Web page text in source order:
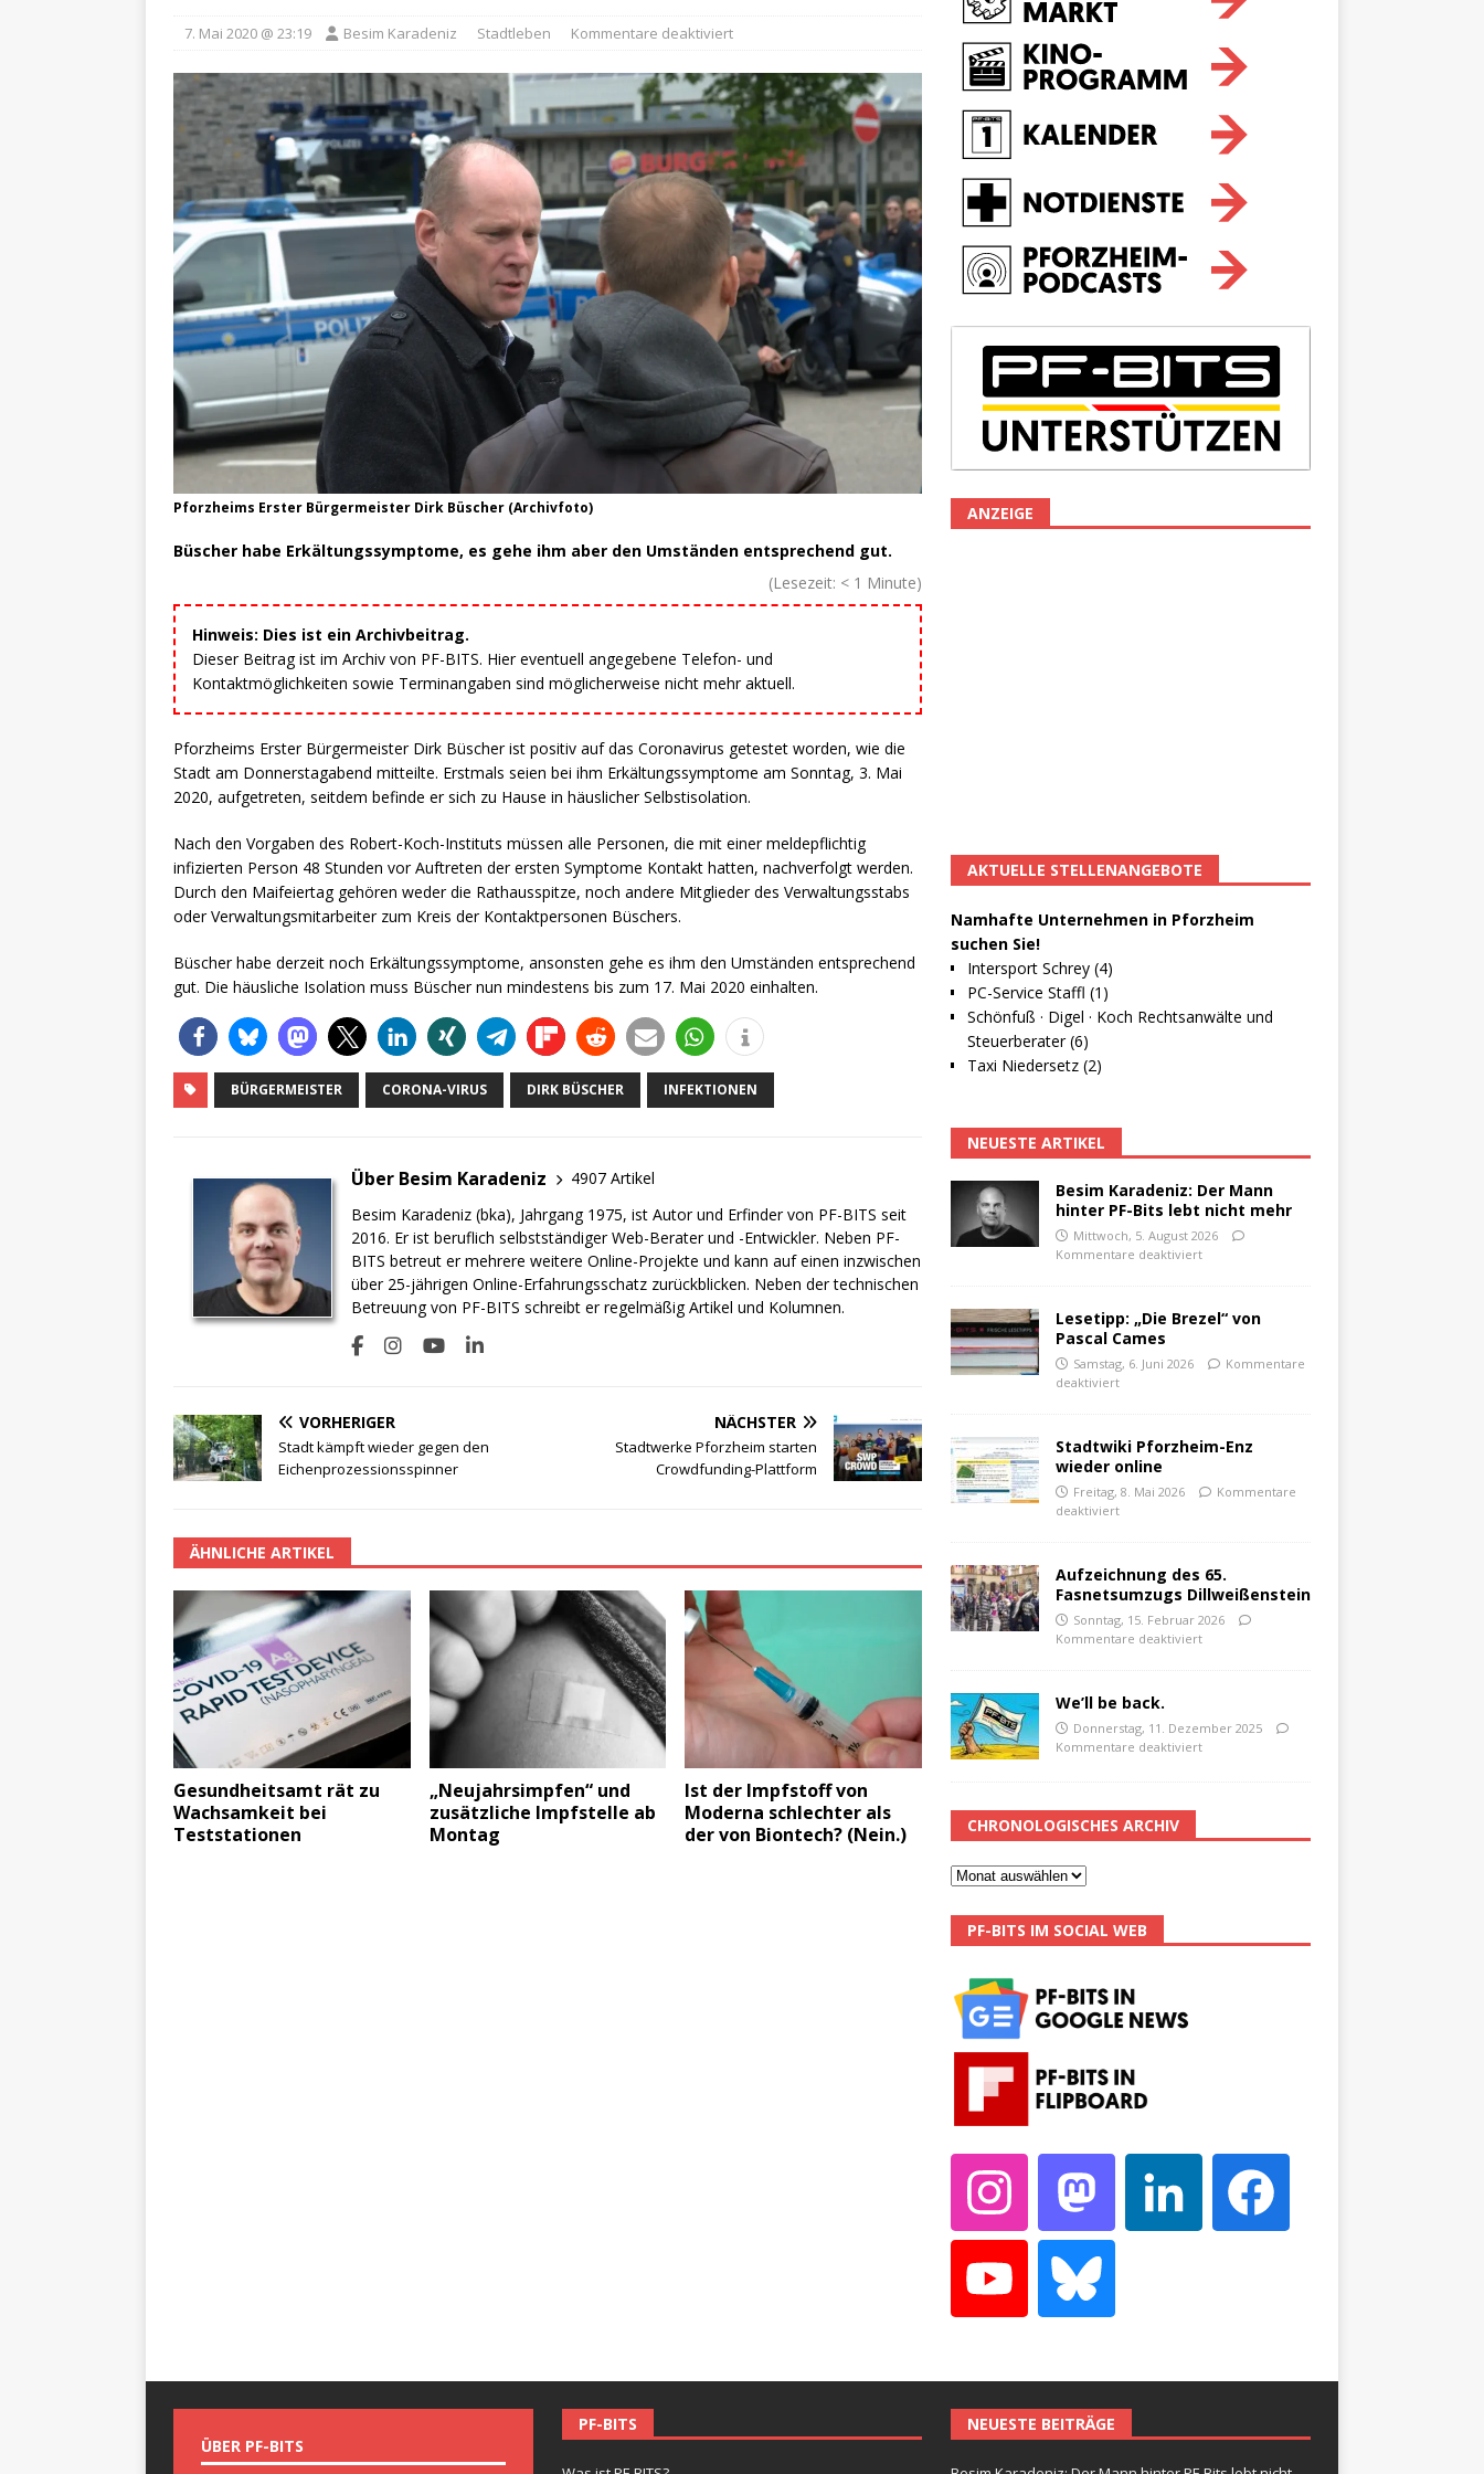
7. Mai 2020 @ 23:19 Besim Karadeniz Stadtleben Kommentare deaktiviert
Pforzheims Erster Bürgermeister Dirk Büscher (Archivfoto)
Büscher habe Erkältungssymptome, es gehe ihm aber den Umständen entsprechend gut.
(Lesezeit: < 1 Minute)
Hinweis: Dies ist ein Archivbeitrag.
Dieser Beitrag ist im Archiv von PF-BITS. Hier eventuell angegebene Telefon- und
Kontaktmöglichkeiten sowie Terminangaben sind möglicherweise nicht mehr aktuell.
Pforzheims Erster Bürgermeister Dirk Büscher ist positiv auf das Coronavirus getestet worden, wie die
Stadt am Donnerstagabend mitteilte. Erstmals seien bei ihm Erkältungssymptome am Sonntag, 3. Mai
2020, aufgetreten, seitdem befinde er sich zu Hause in häuslicher Selbstisolation.
Nach den Vorgaben des Robert-Koch-Instituts müssen alle Personen, die mit einer meldepflichtig
infizierten Person 48 Stunden vor Auftreten der ersten Symptome Kontakt hatten, nachverfolgt werden.
Durch den Maifeiertag gehören weder die Rathausspitze, noch andere Mitglieder des Verwaltungsstabs
oder Verwaltungsmitarbeiter zum Kreis der Kontaktpersonen Büschers.
Büscher habe derzeit noch Erkältungssymptome, ansonsten gehe es ihm den Umständen entsprechend
gut. Die häusliche Isolation muss Büscher nun mindestens bis zum 17. Mai 2020 einhalten.
BÜRGERMEISTER CORONA-VIRUS DIRK BÜSCHER INFEKTIONEN
Über Besim Karadeniz
4907 Artikel
Besim Karadeniz (bka), Jahrgang 1975, ist Autor und Erfinder von PF-BITS seit
2016. Er ist beruflich selbstständiger Web-Berater und -Entwickler. Neben PF-
BITS betreut er mehrere weitere Online-Projekte und kann auf einen inzwischen
über 25-jährigen Online-Erfahrungsschatz zurückblicken. Neben der technischen
Betreuung von PF-BITS schreibt er regelmäßig Artikel und Kolumnen.
VORHERIGER
Stadt kämpft wieder gegen den
Eichenprozessionsspinner
NÄCHSTER
Stadtwerke Pforzheim starten
Crowdfunding-Plattform
ÄHNLICHE ARTIKEL
Gesundheitsamt rät zu
Wachsamkeit bei
Teststationen
„Neujahrsimpfen“ und
zusätzliche Impfstelle ab
Montag
Ist der Impfstoff von
Moderna schlechter als
der von Biontech? (Nein.)
ANZEIGE
AKTUELLE STELLENANGEBOTE
Namhafte Unternehmen in Pforzheim
suchen Sie!
Intersport Schrey (4)
PC-Service Staffl (1)
Schönfuß · Digel · Koch Rechtsanwälte und
Steuerberater (6)
Taxi Niedersetz (2)
NEUESTE ARTIKEL
Besim Karadeniz: Der Mann
hinter PF-Bits lebt nicht mehr
Mittwoch, 5. August 2026
Kommentare deaktiviert
Lesetipp: „Die Brezel“ von
Pascal Cames
Samstag, 6. Juni 2026
Kommentare
deaktiviert
Stadtwiki Pforzheim-Enz
wieder online
Freitag, 8. Mai 2026
Kommentare
deaktiviert
Aufzeichnung des 65.
Fasnetsumzugs Dillweißenstein
Sonntag, 15. Februar 2026
Kommentare deaktiviert
We’ll be back.
Donnerstag, 11. Dezember 2025
Kommentare deaktiviert
CHRONOLOGISCHES ARCHIV
PF-BITS IM SOCIAL WEB
ÜBER PF-BITS
PF-BITS NEUESTE BEITRÄGE